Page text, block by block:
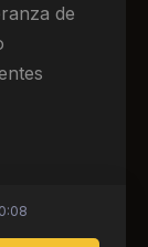
de